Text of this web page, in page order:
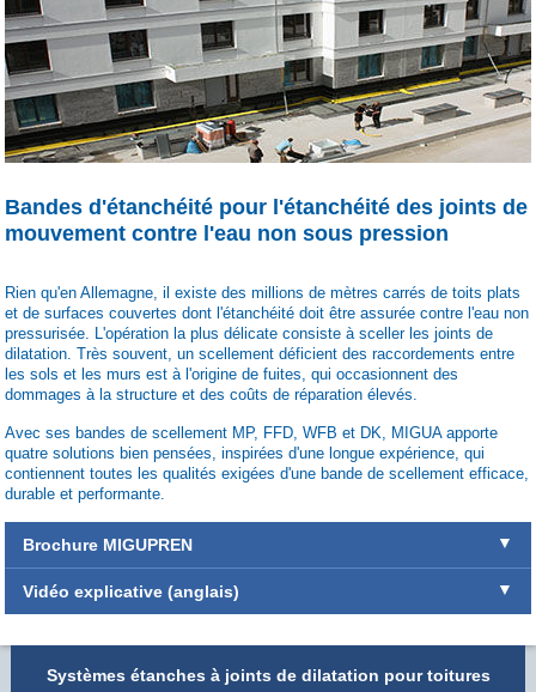
Bandes d'étanchéité pour l'étanchéité des joints de
mouvement contre l'eau non sous pression
Rien qu'en Allemagne, il existe des millions de mètres carrés de toits plats
et de surfaces couvertes dont l'étanchéité doit être assurée contre l'eau non
pressurisée. L'opération la plus délicate consiste à sceller les joints de
dilatation. Très souvent, un scellement déficient des raccordements entre
les sols et les murs est à l'origine de fuites, qui occasionnent des
dommages à la structure et des coûts de réparation élevés.
Avec ses bandes de scellement MP, FFD, WFB et DK, MIGUA apporte
quatre solutions bien pensées, inspirées d'une longue expérience, qui
contiennent toutes les qualités exigées d'une bande de scellement efficace,
durable et performante.
Brochure MIGUPREN
Vidéo explicative (anglais)
Systèmes étanches à joints de dilatation pour toitures